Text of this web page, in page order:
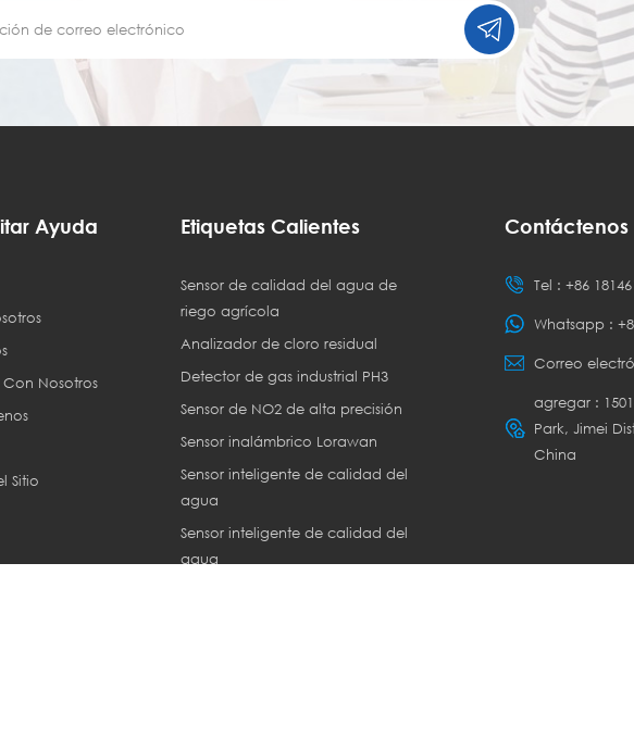
Ayuda
Nosotros
Sitio
Etiquetas Calientes
Sensor de calidad del agua de
riego agrícola
Analizador de cloro residual
Detector de gas industrial PH3
Sensor de NO2 de alta precisión
Sensor inalámbrico Lorawan
Sensor inteligente de calidad del
agua
Sensor inteligente de calidad del
agua
Contáctenos
Tel : +86
Whatsapp :
Correo
agregar :
Park, Jimei
China